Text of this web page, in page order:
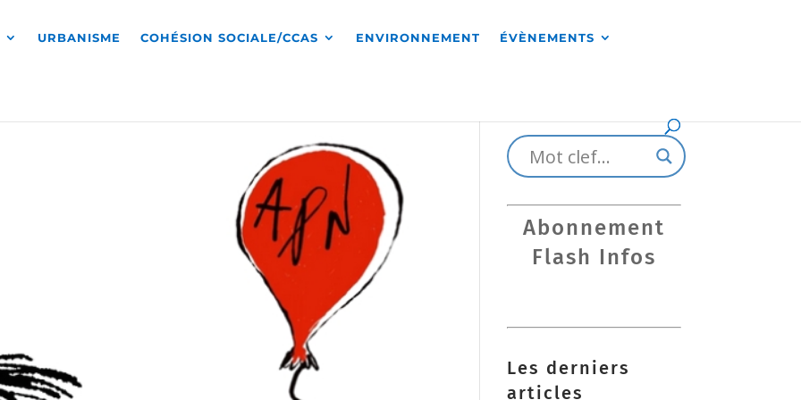
URBANISME COHÉSION SOCIALE/CCAS ENVIRONNEMENT ÉVÈNEMENTS
Abonnement
Flash Infos
Les derniers
articles